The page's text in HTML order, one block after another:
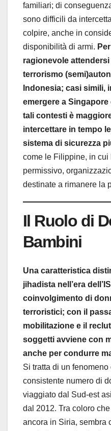
familiari; di
sono difficili da
colpire, anche in
disponibilità di armi.
ragionevole
terrorismo
Indonesia; casi simili,
emergere a Singapore
tali contesti è
intercettare in tempo
sistema di sicurezza
come le Filippine, in cui
permissivo,
destinate a rimanere la
Il Ruolo di
Bambini
Una caratteristica
jihadista nell’era
coinvolgimento di
terroristici; con il
mobilitazione e il
soggetti avviene con
anche per condurre
Si tratta di un fenomeno
consistente numero di
viaggiato dal Sud-est
dal 2012. Tra coloro
ancora in Siria, sembra